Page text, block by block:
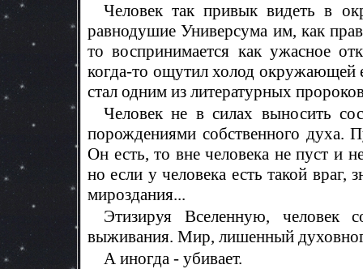
Человек так привык видеть в
равнодушие Универсума им, как
то воспринимается как ужасное
когда-то ощутил холод окружающей
стал одним из литературных
Человек не в силах выносить
порождениями собственного духа.
Он есть, то вне человека не пуст и
но если у человека есть такой враг,
мироздания...
Этизируя Вселенную, человек
выживания. Мир, лишенный
А иногда - убивает.